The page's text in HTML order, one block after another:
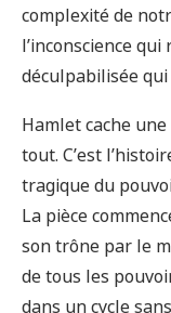
complexité de
l’inconscience
déculpabilisée qui
Hamlet cache
tout. C’est
tragique du
La pièce
son trône par le
de tous les
dans un cycle